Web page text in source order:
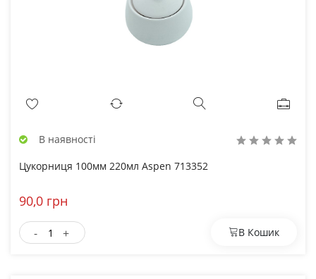
В наявності
Цукорниця 100мм 220мл Aspen 713352
90,0 грн
- + В Кошик